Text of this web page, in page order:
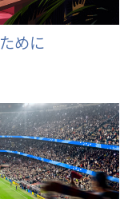
めに